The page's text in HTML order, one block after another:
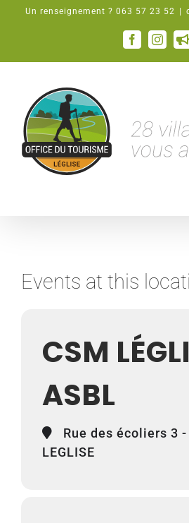
PasserUn renseignement ? 063 57 23 52
Facebook
Events at this
CSM
ASBL
Rue des écoliers 3
LEGLISE